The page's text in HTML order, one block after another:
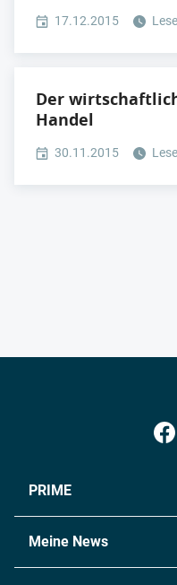
17.12.2015
Der
Handel
30.11.2015
PRIME
Meine News